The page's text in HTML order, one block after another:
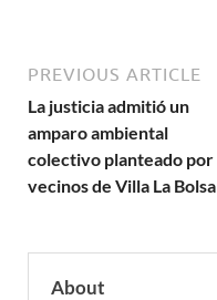
PREVIOUS ARTICLE
La justicia admitió un
amparo ambiental
colectivo planteado por
vecinos de Villa La Bolsa
About